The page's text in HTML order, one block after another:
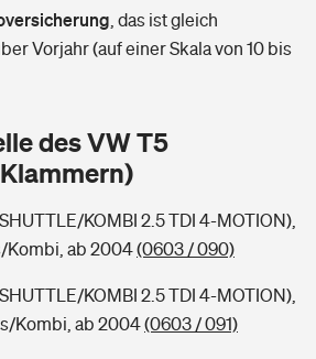
Versicherer finden
Versicherer finden
Geld bekomme ich im Alter?
das ist gleich
Vorjahr (auf einer Skala von 10 bis
des VW T5
KOMBI 2.5 TDI 4-MOTION),
Kombi, ab 2004(0603 / 090)
KOMBI 2.5 TDI 4-MOTION),
Kombi, ab 2004(0603 / 091)